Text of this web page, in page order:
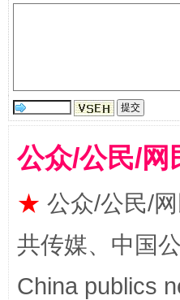
揭批美国五大"原
公众/公民/网
★ 公众/公民/
共传媒、中国
China publics